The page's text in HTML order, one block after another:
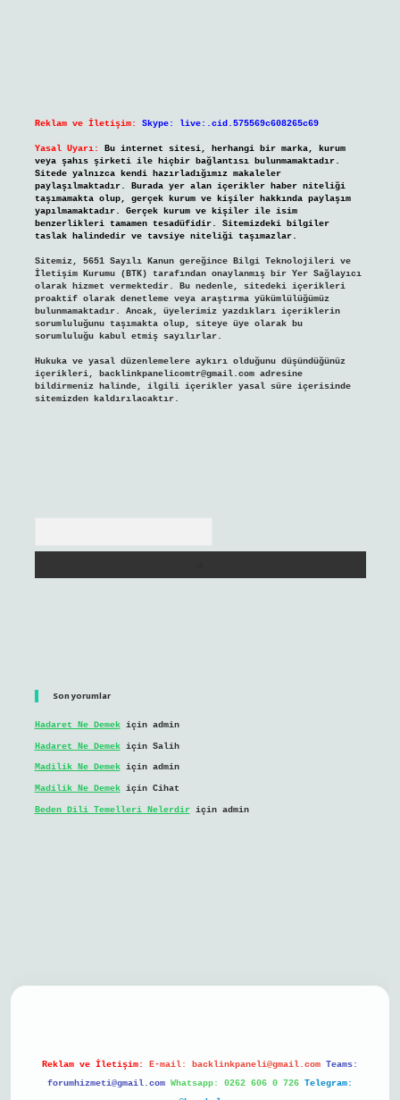
Reklam ve İletişim: Skype: live:.cid.575569c608265c69
Yasal Uyarı:
Bu internet sitesi, herhangi bir marka, kurum
veya şahıs şirketi ile hiçbir bağlantısı bulunmamaktadır.
Sitede yalnızca kendi hazırladığımız makaleler
paylaşılmaktadır. Burada yer alan içerikler haber niteliği
taşımamakta olup, gerçek kurum ve kişiler hakkında paylaşım
yapılmamaktadır. Gerçek kurum ve kişiler ile isim
benzerlikleri tamamen tesadüfidir. Sitemizdeki bilgiler
taslak halindedir ve tavsiye niteliği taşımazlar.
Sitemiz, 5651 Sayılı Kanun gereğince Bilgi Teknolojileri ve
İletişim Kurumu (BTK) tarafından onaylanmış bir Yer Sağlayıcı
olarak hizmet vermektedir. Bu nedenle, sitedeki içerikleri
proaktif olarak denetleme veya araştırma yükümlülüğümüz
bulunmamaktadır. Ancak, üyelerimiz yazdıkları içeriklerin
sorumluluğunu taşımakta olup, siteye üye olarak bu
sorumluluğu kabul etmiş sayılırlar.
Hukuka ve yasal düzenlemelere aykırı olduğunu düşündüğünüz
içerikleri, backlinkpanelicomtr@gmail.comadresine
bildirmeniz halinde, ilgili içerikler yasal süre içerisinde
sitemizden kaldırılacaktır.
Son yorumlar
Hadaret Ne Demekiçin admin
Hadaret Ne Demekiçin Salih
Madilik Ne Demekiçin admin
Madilik Ne Demekiçin Cihat
Beden Dili Temelleri Nelerdiriçin admin
Reklam ve İletişim: E-mail: backlinkpaneli@gmail.com Teams:
forumhizmeti@gmail.com Whatsapp: 0262 606 0 726 Telegram: